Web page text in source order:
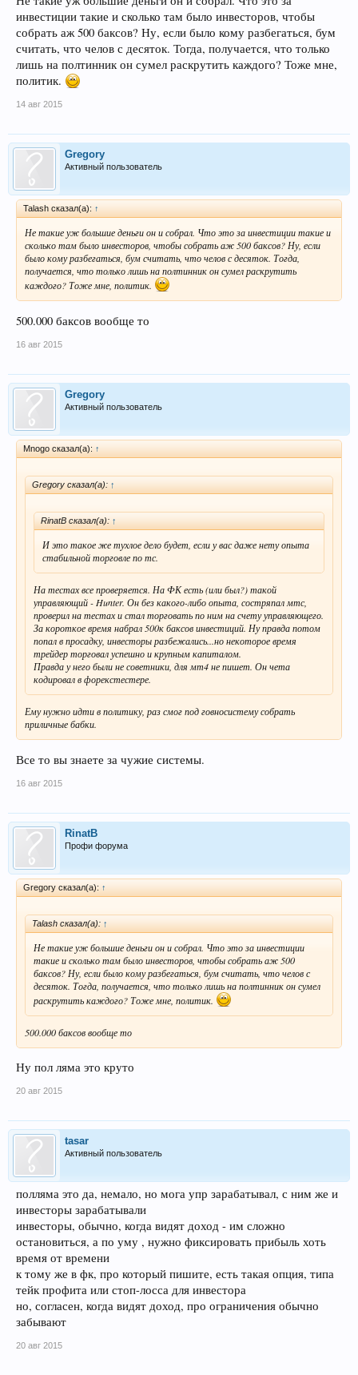
инвестиции такие и сколько там было инвесторов, чтобы
собрать аж 500 баксов? Ну, если было кому разбегаться, бум
считать, что челов с десяток. Тогда, получается, что только
лишь на полтинник он сумел раскрутить каждого? Тоже мне,
политик.
14 авг 2015
Gregory
Активный пользователь
Talash сказал(а): ↑
Не такие уж большие деньги он и собрал. Что это за инвестиции такие и
сколько там было инвесторов, чтобы собрать аж 500 баксов? Ну, если
было кому разбегаться, бум считать, что челов с десяток. Тогда,
получается, что только лишь на полтинник он сумел раскрутить
каждого? Тоже мне, политик.
500.000 баксов вообще то
16 авг 2015
Gregory
Активный пользователь
Mnogo сказал(а): ↑
Gregory сказал(а): ↑
RinatB сказал(а): ↑
И это такое же тухлое дело будет, если у вас даже нету опыта
стабильной торговле по тс.
На тестах все проверяется. На ФК есть (или был?) такой
управляющий - Hunter. Он без какого-либо опыта, состряпал мтс,
проверил на тестах и стал торговать по ним на счету управляющего.
За короткое время набрал 500к баксов инвестиций. Ну правда потом
попал в просадку, инвесторы разбежались...но некоторое время
трейдер торговал успешно и крупным капиталом.
Правда у него были не советники, для мт4 не пишет. Он чета
кодировал в форекстестере.
Ему нужно идти в политику, раз смог под говносистему собрать
приличные бабки.
Все то вы знаете за чужие системы.
16 авг 2015
RinatB
Профи форума
Gregory сказал(а): ↑
Talash сказал(а): ↑
Не такие уж большие деньги он и собрал. Что это за инвестиции
такие и сколько там было инвесторов, чтобы собрать аж 500
баксов? Ну, если было кому разбегаться, бум считать, что челов с
десяток. Тогда, получается, что только лишь на полтинник он сумел
раскрутить каждого? Тоже мне, политик.
500.000 баксов вообще то
Ну пол ляма это круто
20 авг 2015
tasar
Активный пользователь
полляма это да, немало, но мога упр зарабатывал, с ним же и
инвесторы зарабатывали
инвесторы, обычно, когда видят доход - им сложно
остановиться, а по уму , нужно фиксировать прибыль хоть
время от времени
к тому же в фк, про который пишите, есть такая опция, типа
тейк профита или стоп-лосса для инвестора
но, согласен, когда видят доход, про ограничения обычно
забывают
20 авг 2015